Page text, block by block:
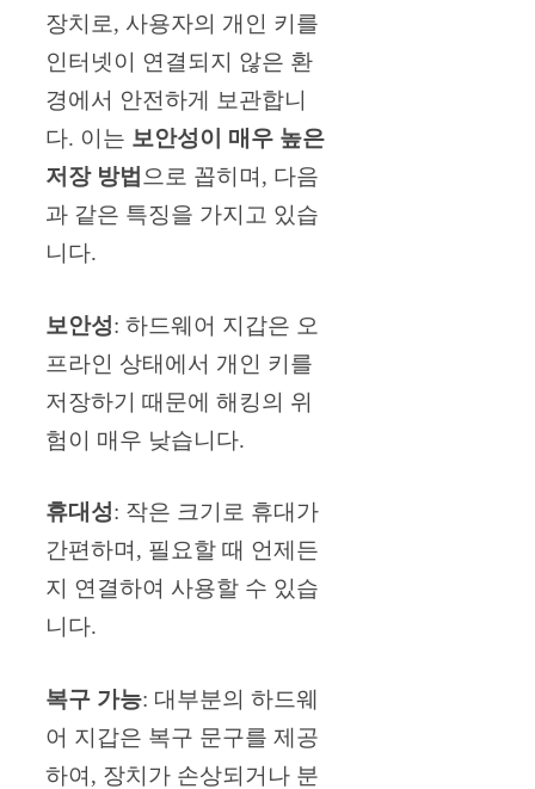
장치로, 사용자의 개인 키를
인터넷이 연결되지 않은 환
경에서 안전하게 보관합니
다. 이는 보안성이 매우 높은
저장 방법 으로 꼽히며, 다음
과 같은 특징을 가지고 있습
니다.
보안성: 하드웨어 지갑은 오
프라인 상태에서 개인 키를
저장하기 때문에 해킹의 위
험이 매우 낮습니다.
휴대성: 작은 크기로 휴대가
간편하며, 필요할 때 언제든
지 연결하여 사용할 수 있습
니다.
복구 가능: 대부분의 하드웨
어 지갑은 복구 문구를 제공
하여, 장치가 손상되거나 분